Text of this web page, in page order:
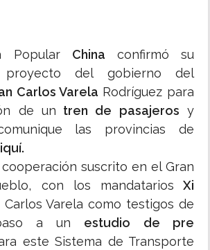
Popular China confirmó su
del gobierno del
Carlos Varela Rodríguez para
de un tren de pasajeros y
las provincias de
suscrito en el Gran
con los mandatarios Xi
Carlos Varela como testigos de
a un estudio de pre
este Sistema de Transporte